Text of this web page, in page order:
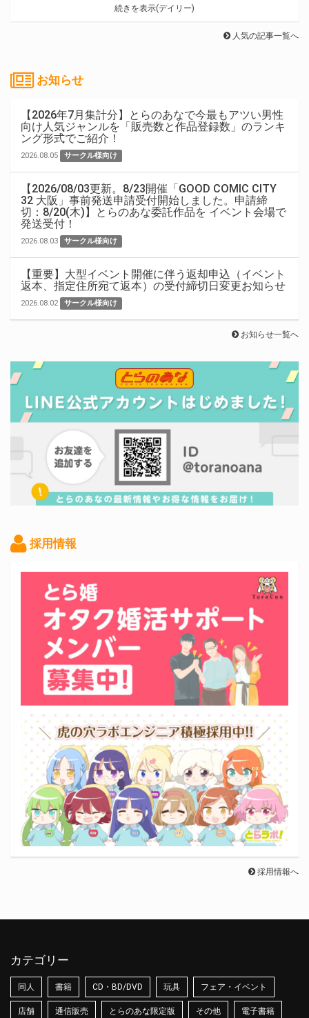
続きを表示(デイリー)
人気の記事一覧へ
お知らせ
【2026年7月集計分】とらのあなで今最もアツい男性
向け人気ジャンルを「販売数と作品登録数」のランキ
ング形式でご紹介！
2026.08.05 サークル様向け
【2026/08/03更新。8/23開催「GOOD COMIC CITY
32 大阪」事前発送申請受付開始しました。申請締
切：8/20(木)】とらのあな委託作品を イベント会場で
発送受付！
2026.08.03 サークル様向け
【重要】大型イベント開催に伴う返却申込（イベント
返本、指定住所宛て返本）の受付締切日変更お知らせ
2026.08.02 サークル様向け
お知らせ一覧へ
採用情報
採用情報へ
カテゴリー
同人 書籍 CD・BD/DVD 玩具 フェア・イベント
店舗 通信販売 とらのあな限定版 その他 電子書籍